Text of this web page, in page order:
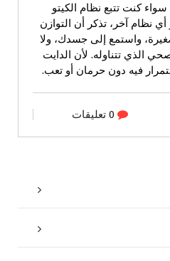
كنت تتبع نظام الكيتو
نظام آخر، تذكر أن التوازن
واستمع إلى جسدك، ولا
الذي تتناوله. لأن الدايت
فيه دون حرمان أو تعب.
0 تعليقات